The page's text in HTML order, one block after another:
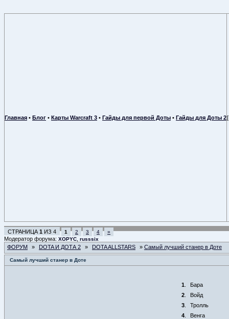
Главная • Блог • Карты Warcraft 3 • Гайды для первой Доты • Гайды для Доты 2
СТРАНИЦА 1 ИЗ 4 1 2 3 4 »
Модератор форума: XOPYC russsix
ФОРУМ » DOTA И ДОТА 2 » DOTA ALLSTARS » Самый лучший станер в Доте
Самый лучший станер в Доте
1
Бара
2
Войд
3
Тролль
4
Венга